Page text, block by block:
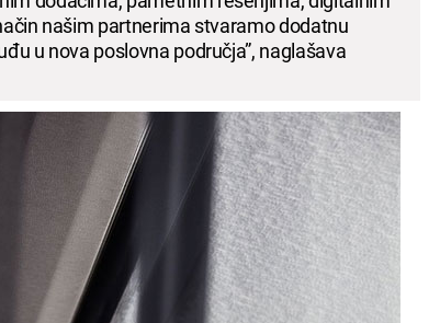
našim partnerima stvaramo dodatnu
u nova poslovna područja”, naglašava